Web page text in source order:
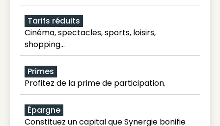
Tarifs réduits
Cinéma, spectacles, sports, loisirs,
shopping...
Primes
Profitez de la prime de participation.
Épargne
Constituez un capital que Synergie bonifie